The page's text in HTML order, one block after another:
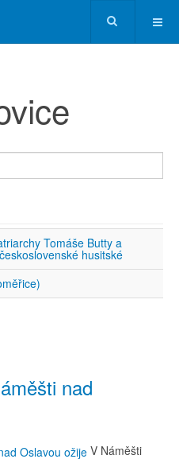
Tomáše Butty a
husitské
nad
V Náměšti